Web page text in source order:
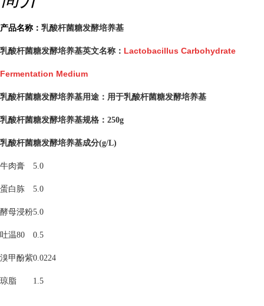
产品名称： 乳酸杆菌糖发酵培养基
乳酸杆菌糖发酵培养基英文名称： Lactobacillus Carbohydrate
Fermentation Medium
乳酸杆菌糖发酵培养基用途： 用于乳酸杆菌糖发酵培养基
乳酸杆菌糖发酵培养基规格：250g
乳酸杆菌糖发酵培养基成分(g/L)
牛肉膏 5.0
蛋白胨 5.0
酵母浸粉5.0
吐温80 0.5
溴甲酚紫0.0224
琼脂 1.5